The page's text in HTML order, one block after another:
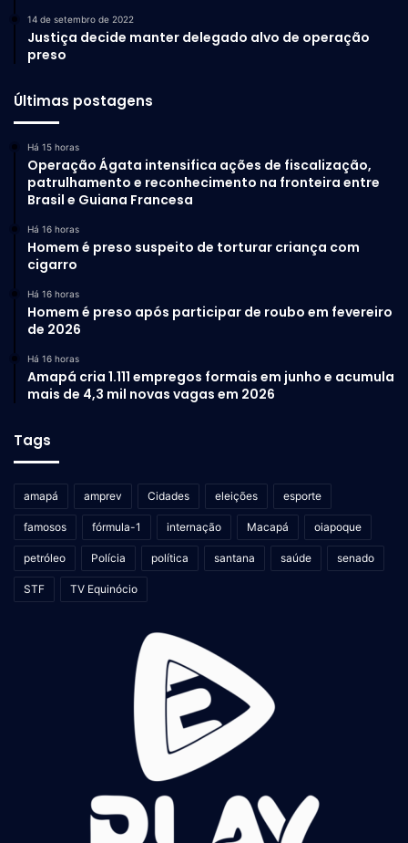
14 de setembro de 2022
Justiça decide manter delegado alvo de operação
preso
Últimas postagens
Há 15 horas
Operação Ágata intensifica ações de fiscalização,
patrulhamento e reconhecimento na fronteira entre
Brasil e Guiana Francesa
Há 16 horas
Homem é preso suspeito de torturar criança com
cigarro
Há 16 horas
Homem é preso após participar de roubo em fevereiro
de 2026
Há 16 horas
Amapá cria 1.111 empregos formais em junho e acumula
mais de 4,3 mil novas vagas em 2026
Tags
amapá amprev Cidades eleições esporte
famosos fórmula-1 internação Macapá oiapoque
petróleo Polícia política santana saúde senado
STF TV Equinócio